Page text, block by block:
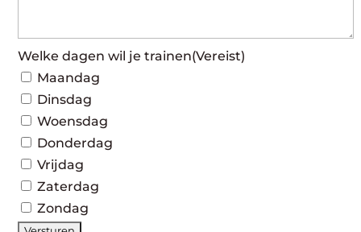
Welke dagen wil je trainen(Vereist)
Maandag
Dinsdag
Woensdag
Donderdag
Vrijdag
Zaterdag
Zondag